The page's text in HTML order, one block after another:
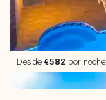
Desde €582 por noche